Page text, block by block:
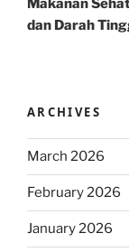
Makanan
dan Darah
ARCHIVES
March 2026
February 2026
January 2026